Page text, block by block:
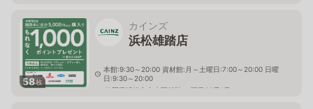
58枚
カインズ
浜松雄踏店
本館:9:30～20:00 資材館:月～土曜日:7:00～20:00 日曜
日:9:30～20:00
静岡県浜松市中央区雄踏 １丁目32番1号